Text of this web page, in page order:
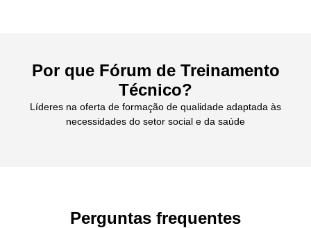
Por que Fórum de Treinamento
Técnico?
Líderes na oferta de formação de qualidade adaptada às
necessidades do setor social e da saúde
Perguntas frequentes